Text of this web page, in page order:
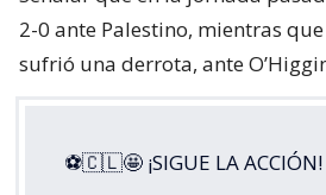
2-0 ante Palestino, mientras
sufrió una derrota, ante
⚽🇨🇱🤩 ¡SIGUE LA ACCIÓN!